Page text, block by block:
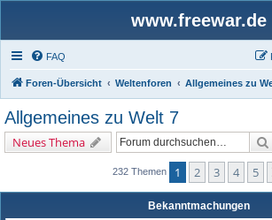
www.freewar.de
FAQ
Foren-Übersicht Weltenforen Allgemeines zu
Allgemeines zu Welt 7
Neues Thema
232 Themen 1 2 3 4 5
Bekanntmachungen